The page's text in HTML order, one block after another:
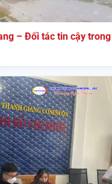
– Đối tác tin cậy